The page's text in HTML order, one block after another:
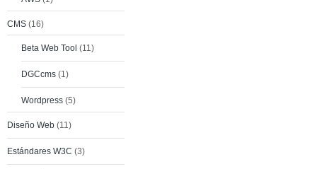
CMS (16)
Beta Web Tool (11)
DGCcms (1)
Wordpress (5)
Diseño Web (11)
Estándares W3C (3)